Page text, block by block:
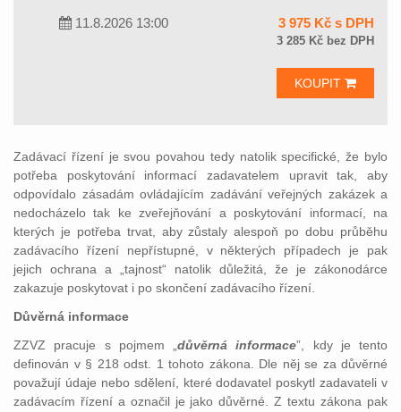
11.8.2026 13:00 3 975 Kč s DPH
3 285 Kč bez DPH
KOUPIT
Zadávací řízení je svou povahou tedy natolik specifické, že bylo
potřeba poskytování informací zadavatelem upravit tak, aby
odpovídalo zásadám ovládajícím zadávání veřejných zakázek a
nedocházelo tak ke zveřejňování a poskytování informací, na
kterých je potřeba trvat, aby zůstaly alespoň po dobu průběhu
zadávacího řízení nepřístupné, v některých případech je pak
jejich ochrana a „tajnost“ natolik důležitá, že je zákonodárce
zakazuje poskytovat i po skončení zadávacího řízení.
Důvěrná informace
ZZVZ pracuje s pojmem „ důvěrná informace”, kdy je tento
definován v § 218 odst. 1 tohoto zákona. Dle něj se za důvěrné
považují údaje nebo sdělení, které dodavatel poskytl zadavateli v
zadávacím řízení a označil je jako důvěrné. Z textu zákona pak